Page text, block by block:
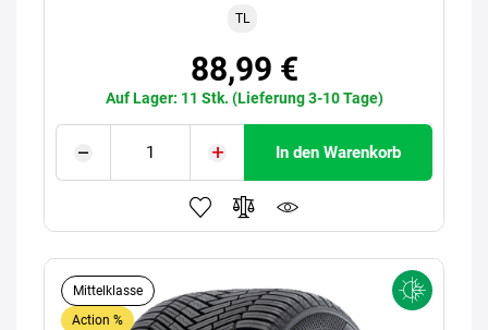
TL
88,99 €
Auf Lager: 11 Stk. (Lieferung 3-10 Tage)
In den Warenkorb
Mittelklasse
Action %